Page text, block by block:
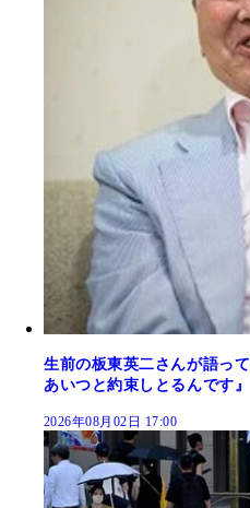
生前の板東英二さんが語っ
あいつと約束しとるんです』
2026年08月02日 17:00